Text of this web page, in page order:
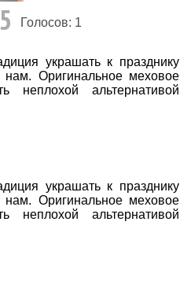
Голосов: 1
украшать к празднику
Оригинальное меховое
неплохой альтернативой
украшать к празднику
Оригинальное меховое
неплохой альтернативой